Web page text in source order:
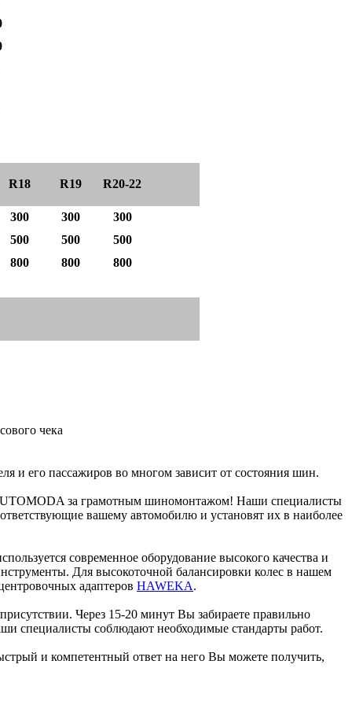
R18 R19 R20-22
300 300
300
500 500
500
800 800 800
чека
и его пассажиров во многом зависит от состояния шин.
за грамотным шиномонтажом! Наши специалисты
вашему автомобилю и установят их в наиболее
современное оборудование высокого качества и
Для высокоточной балансировки колес в нашем
адаптеров HAWEKA.
Через 15-20 минут Вы забираете правильно
специалисты соблюдают необходимые стандарты работ.
и компетентный ответ на него Вы можете получить,